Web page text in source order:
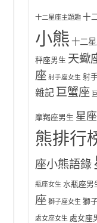
十二星座主題趣 十
小熊 十二
秤座男生 天蠍
座 射手座女生 射
雜記 巨蟹座
摩羯座男生 星
熊排行
座小熊語錄
瓶座女生 水瓶座男
座 獅子座女生 獅
處女座女生 處女座